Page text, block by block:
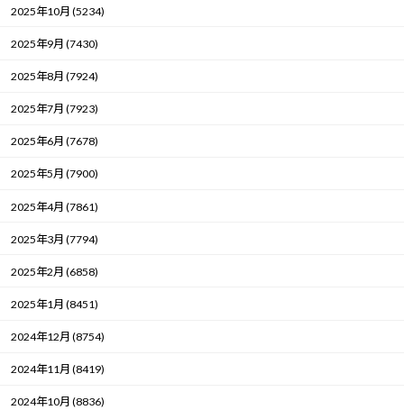
2025年10月 (5234)
2025年9月 (7430)
2025年8月 (7924)
2025年7月 (7923)
2025年6月 (7678)
2025年5月 (7900)
2025年4月 (7861)
2025年3月 (7794)
2025年2月 (6858)
2025年1月 (8451)
2024年12月 (8754)
2024年11月 (8419)
2024年10月 (8836)